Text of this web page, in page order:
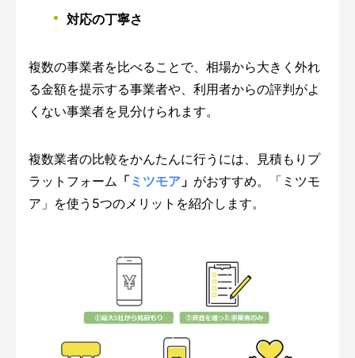
対応の丁寧さ
複数の事業者を比べることで、相場から大きく外れ
る金額を提示する事業者や、利用者からの評判がよ
くない事業者を見分けられます。
複数業者の比較をかんたんに行うには、見積もりプ
ラットフォーム 「 ミツモア 」 がおすすめ。「ミツモ
ア」を使う5つのメリットを紹介します。